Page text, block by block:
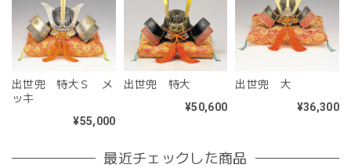
出世兜 特大Ｓ メ
ッキ
¥55,000
出世兜 特大
¥50,600
出世兜 大
¥36,300
最近チェックした商品